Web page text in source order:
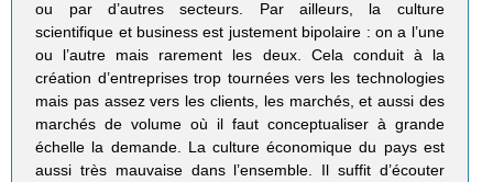
ou par d’autres secteurs. Par ailleurs, la culture
scientifique et business est justement bipolaire : on a l’une
ou l’autre mais rarement les deux. Cela conduit à la
création d’entreprises trop tournées vers les technologies
mais pas assez vers les clients, les marchés, et aussi des
marchés de volume où il faut conceptualiser à grande
échelle la demande. La culture économique du pays est
aussi très mauvaise dans l’ensemble. Il suffit d’écouter